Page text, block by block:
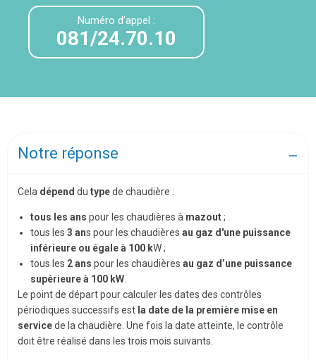
Numéro d’appel :
081/24.70.10
Notre réponse
Cela dépend du typede chaudière :
tous les ans pour les chaudières à mazout;
tous les 3 ans pour les chaudières au gaz d'une puissance
inférieure ou égale à 100 kW ;
tous les 2 ans pour les chaudières au gaz d’une puissance
supérieure à 100 kW.
Le point de départ pour calculer les dates des contrôles
périodiques successifs est la date de la première mise en
servicede la chaudière. Une fois la date atteinte, le contrôle
doit être réalisé dans les trois mois suivants.